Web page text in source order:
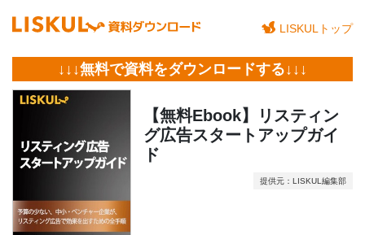
LISKULトップ
↓↓↓無料で資料をダウンロードする↓↓↓
【無料Ebook】リスティン
グ広告スタートアップガイ
ド
提供元：LISKUL編集部